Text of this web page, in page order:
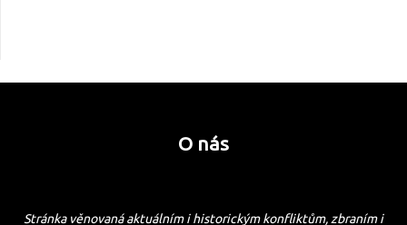
O nás
Stránka věnovaná aktuálním i historickým konfliktům, zbraním i